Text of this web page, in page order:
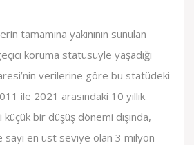
tamamına yakınının sunulan
koruma statüsüyle yaşadığı
verilerine göre bu statüdeki
ile 2021 arasındaki 10 yıllık
bir düşüş dönemi dışında,
sayı en üst seviye olan 3 milyon